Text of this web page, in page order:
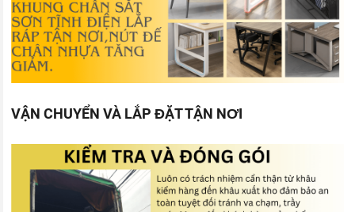
VẬN CHUYỂN VÀ LẮP ĐẶT TẬN NƠI